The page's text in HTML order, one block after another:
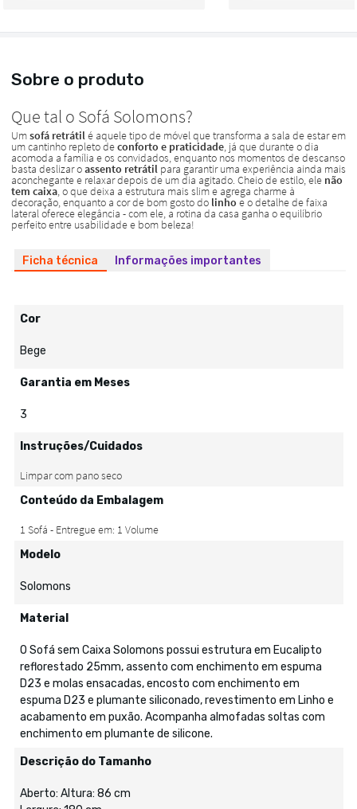
Sobre o produto
Ficha técnica Informações importantes
Cor
Bege
Garantia em Meses
3
Instruções/Cuidados
Conteúdo da Embalagem
Modelo
Solomons
Material
O Sofá sem Caixa Solomons possui estrutura em Eucalipto
reflorestado 25mm, assento com enchimento em espuma
D23 e molas ensacadas, encosto com enchimento em
espuma D23 e plumante siliconado, revestimento em Linho e
acabamento em puxão. Acompanha almofadas soltas com
enchimento em plumante de silicone.
Descrição do Tamanho
Aberto: Altura: 86 cm